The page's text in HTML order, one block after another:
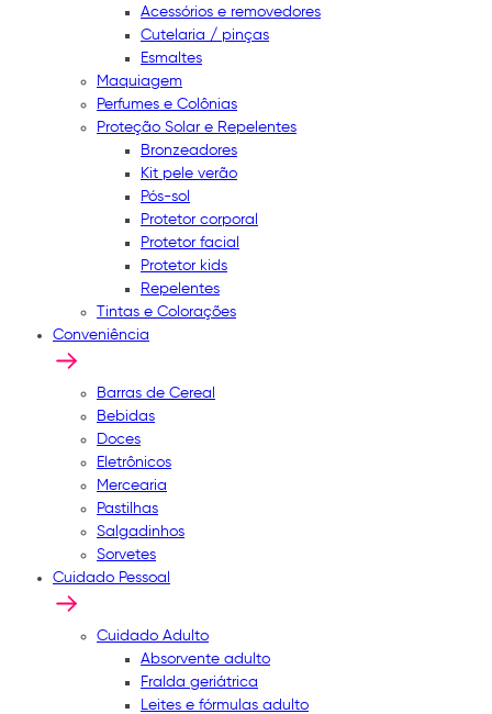
Acessórios e removedores
Cutelaria / pinças
Esmaltes
Maquiagem
Perfumes e Colônias
Proteção Solar e Repelentes
Bronzeadores
Kit pele verão
Pós-sol
Protetor corporal
Protetor facial
Protetor kids
Repelentes
Tintas e Colorações
Conveniência
Barras de Cereal
Bebidas
Doces
Eletrônicos
Mercearia
Pastilhas
Salgadinhos
Sorvetes
Cuidado Pessoal
Cuidado Adulto
Absorvente adulto
Fralda geriátrica
Leites e fórmulas adulto